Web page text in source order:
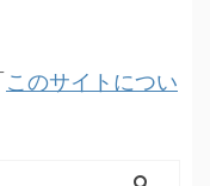
このサイトについ